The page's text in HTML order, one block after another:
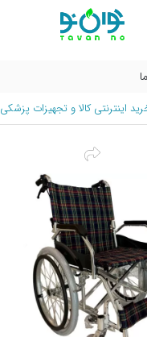
اینترنتی کالا و تجهیزات پزشکی